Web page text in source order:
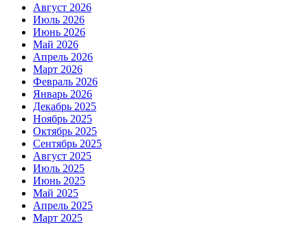
Август 2026
Июль 2026
Июнь 2026
Май 2026
Апрель 2026
Март 2026
Февраль 2026
Январь 2026
Декабрь 2025
Ноябрь 2025
Октябрь 2025
Сентябрь 2025
Август 2025
Июль 2025
Июнь 2025
Май 2025
Апрель 2025
Март 2025